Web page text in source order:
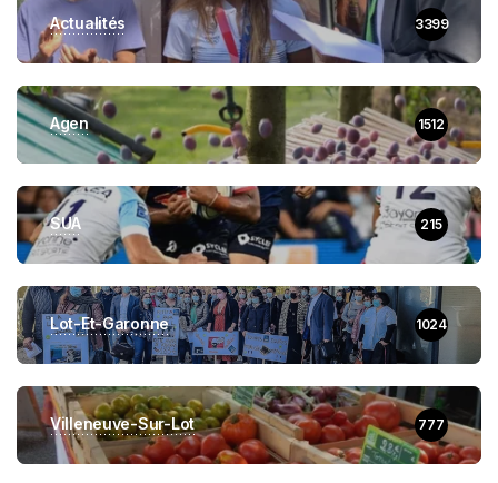
Actualités 3399
Agen 1512
SUA 215
Lot-Et-Garonne 1024
Villeneuve-Sur-Lot 777